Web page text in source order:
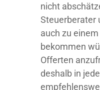
nicht
Steuerberater
auch zu
bekommen
Offerten
deshalb in